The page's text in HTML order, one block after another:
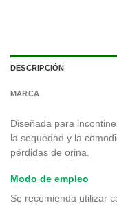
DESCRIPCIÓN
MARCA
Diseñada para
la sequedad y la
pérdidas de orina.
Modo de empleo
Se recomienda utilizar